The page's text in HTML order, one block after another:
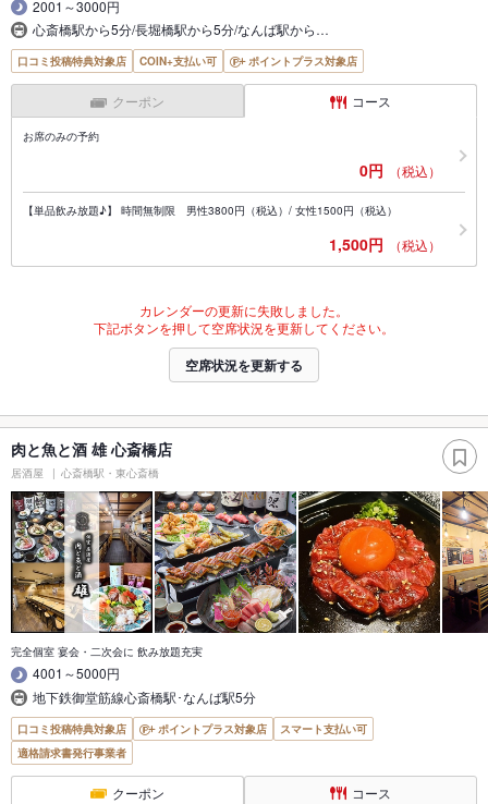
2001～3000円
心斎橋駅から5分/長堀橋駅から5分/なんば駅から…
口コミ投稿特典対象店 COIN+支払い可 ポイントプラス対象店
クーポン コース
お席のみの予約
0円 （税込）
【単品飲み放題♪】 時間無制限 男性3800円（税込）/ 女性1500円（税込）
1,500円 （税込）
カレンダーの更新に失敗しました。
下記ボタンを押して空席状況を更新してください。
空席状況を更新する
肉と魚と酒 雄 心斎橋店
居酒屋 心斎橋駅・東心斎橋
完全個室 宴会・二次会に 飲み放題充実
4001～5000円
地下鉄御堂筋線心斎橋駅･なんば駅5分
口コミ投稿特典対象店 ポイントプラス対象店
スマート支払い可
適格請求書発行事業者
クーポン コース